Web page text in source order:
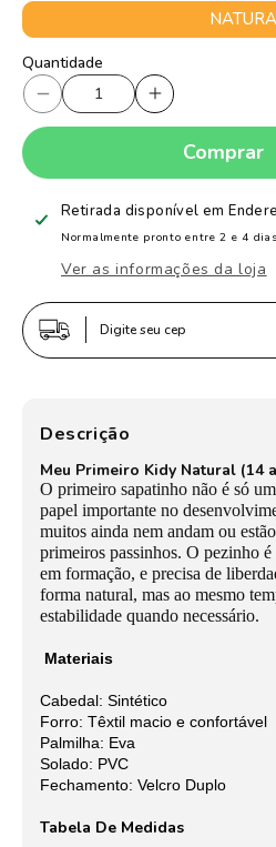
Quantidade
Quantidade
Diminuir
a
de
Tênis
Sapatilha
Infantil
Kidy
Casual
Passos
Aumentar
a
quantidade
de
Tênis
Sapatilha
Infantil
Casual
Comprar
Retirada disponível em
Normalmente pronto entre 2 e 4 dias
Ver as informações da loja
Digite seu cep
Descrição
Meu Primeiro Kidy Natural (14
O primeiro sapatinho não é só
papel importante no
muitos ainda nem andam ou
primeiros passinhos. O pezinho
em formação, e precisa de
forma natural, mas ao mesmo
estabilidade quando necessário.
Materiais
Cabedal: Sintético
Forro: Têxtil macio e confortável
Palmilha: Eva
Solado: PVC
Fechamento: Velcro Duplo
Tabela De Medidas